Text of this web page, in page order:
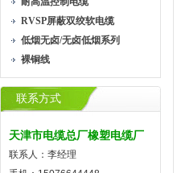
RVSP屏蔽双绞软电缆
低烟无卤/无卤低烟系列
裸铜线
联系方式
天津市电缆总厂橡塑电缆厂
联系人：李经理